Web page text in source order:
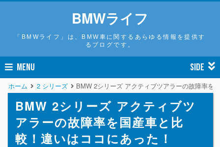
BMWライフ
「BMWライフ」は、BMW車に関するあらゆる情報を提供す
るブログです。
MENU SIDE
ホーム 2 シリーズ BMW 2シリーズ アクティブツアラーの故障率を
BMW 2シリーズ アクティブツ
アラーの故障率を国産車と比
較！違いはココにあった！